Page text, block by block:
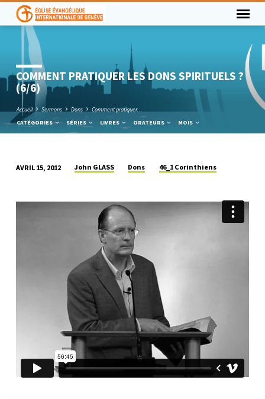
COMMENT PRATIQUER LES DONS SPIRITUELS ?
(6/6)
Accueil Sermons Dons
Comment pratiquer…
CATÉGORIES
SÉRIES LIVRES ORATEURS MOIS
LES
AVRIL 15, 2012 John GLASS Dons 46_1 Corinthiens